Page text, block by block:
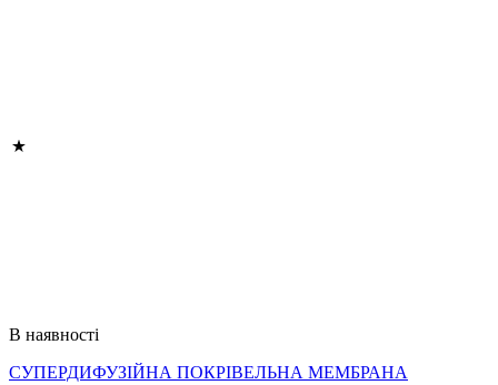
В наявності
СУПЕРДИФУЗІЙНА ПОКРІВЕЛЬНА МЕМБРАНА